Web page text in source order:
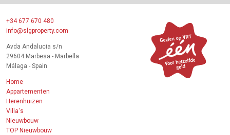
+34 677 670 480
info@slgproperty.com
Avda Andalucia s/n
29604 Marbesa - Marbella
Málaga - Spain
Home
Appartementen
Herenhuizen
Villa's
Nieuwbouw
TOP Nieuwbouw